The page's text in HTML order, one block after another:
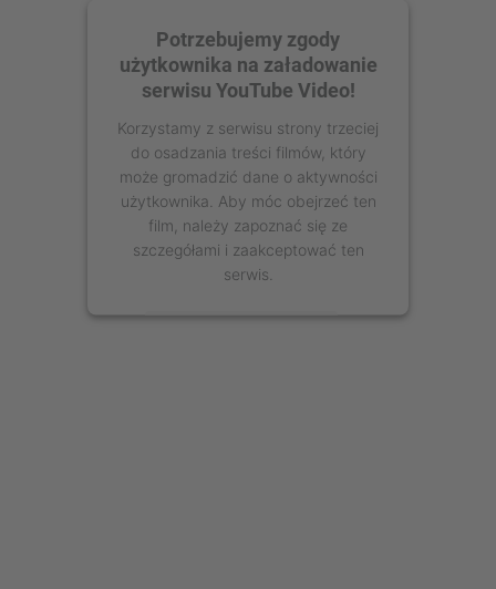
Potrzebujemy zgody
użytkownika na załadowanie
serwisu YouTube Video!
Korzystamy z serwisu strony trzeciej
do osadzania treści filmów, który
może gromadzić dane o aktywności
użytkownika. Aby móc obejrzeć ten
film, należy zapoznać się ze
szczegółami i zaakceptować ten
serwis.